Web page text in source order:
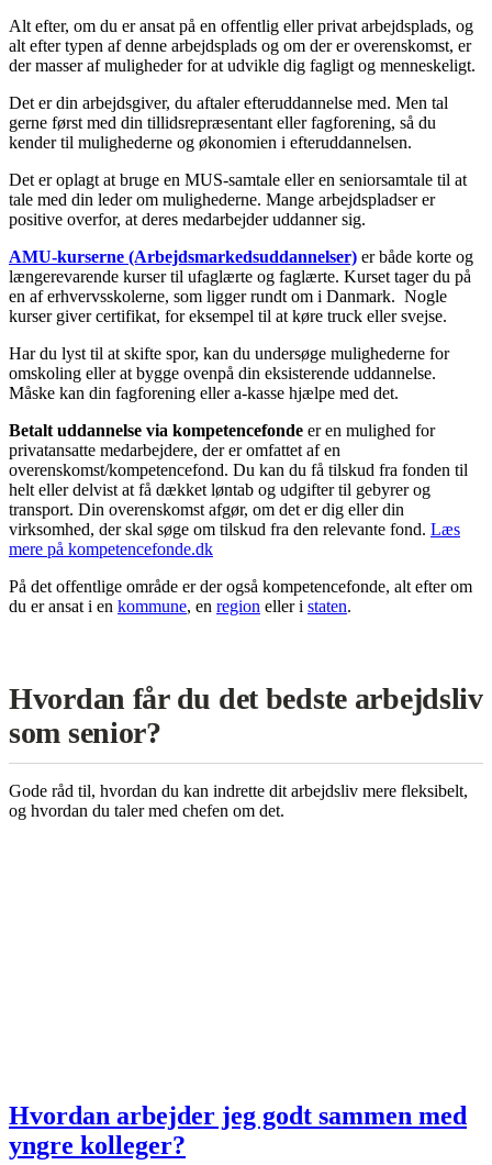
Alt efter, om du er ansat på en offentlig eller privat arbejdsplads, og
alt efter typen af denne arbejdsplads og om der er overenskomst, er
der masser af muligheder for at udvikle dig fagligt og menneskeligt.
Det er din arbejdsgiver, du aftaler efteruddannelse med. Men tal
gerne først med din tillidsrepræsentant eller fagforening, så du
kender til mulighederne og økonomien i efteruddannelsen.
Det er oplagt at bruge en MUS-samtale eller en seniorsamtale til at
tale med din leder om mulighederne. Mange arbejdspladser er
positive overfor, at deres medarbejder uddanner sig.
AMU-kurserne (Arbejdsmarkedsuddannelser) er både korte og
længerevarende kurser til ufaglærte og faglærte. Kurset tager du på
en af erhvervsskolerne, som ligger rundt om i Danmark. Nogle
kurser giver certifikat, for eksempel til at køre truck eller svejse.
Har du lyst til at skifte spor, kan du undersøge mulighederne for
omskoling eller at bygge ovenpå din eksisterende uddannelse.
Måske kan din fagforening eller a-kasse hjælpe med det.
Betalt uddannelse via kompetencefonde er en mulighed for
privatansatte medarbejdere, der er omfattet af en
overenskomst/kompetencefond. Du kan du få tilskud fra fonden til
helt eller delvist at få dækket løntab og udgifter til gebyrer og
transport. Din overenskomst afgør, om det er dig eller din
virksomhed, der skal søge om tilskud fra den relevante fond. Læs
mere på kompetencefonde.dk
På det offentlige område er der også kompetencefonde, alt efter om
du er ansat i en kommune, en region eller i staten.
Hvordan får du det bedste arbejdsliv
som senior?
Gode råd til, hvordan du kan indrette dit arbejdsliv mere fleksibelt,
og hvordan du taler med chefen om det.
Hvordan arbejder jeg godt sammen med
yngre kolleger?